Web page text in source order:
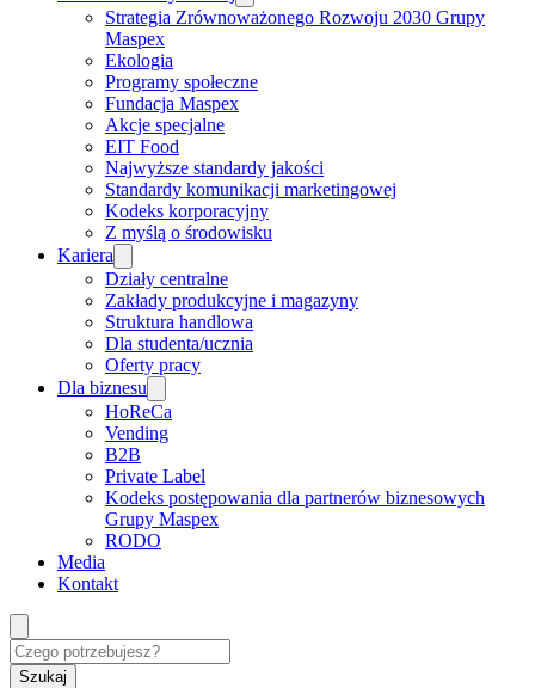
Strategia Zrównoważonego Rozwoju 2030 Grupy
Maspex
Ekologia
Programy społeczne
Fundacja Maspex
Akcje specjalne
EIT Food
Najwyższe standardy jakości
Standardy komunikacji marketingowej
Kodeks korporacyjny
Z myślą o środowisku
Kariera
Działy centralne
Zakłady produkcyjne i magazyny
Struktura handlowa
Dla studenta/ucznia
Oferty pracy
Dla biznesu
HoReCa
Vending
B2B
Private Label
Kodeks postępowania dla partnerów biznesowych
Grupy Maspex
RODO
Media
Kontakt
Szukaj